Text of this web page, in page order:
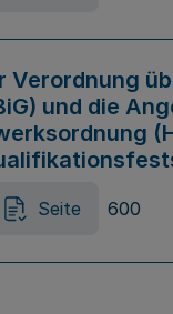
und die
Seite 600